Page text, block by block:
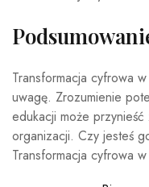
Transformacja cyfrowa
uwagę. Zrozumienie
edukacji może
organizacji. Czy jesteś
Transformacja cyfrowa